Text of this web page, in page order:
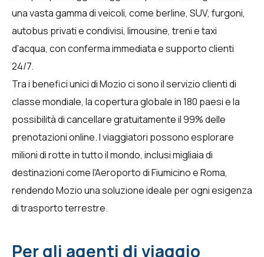
una vasta gamma di veicoli, come berline, SUV, furgoni,
autobus privati e condivisi, limousine, treni e taxi
d'acqua, con conferma immediata e supporto clienti
24/7.
Tra i benefici unici di Mozio ci sono il servizio clienti di
classe mondiale, la copertura globale in 180 paesi e la
possibilità di cancellare gratuitamente il 99% delle
prenotazioni online. I viaggiatori possono esplorare
milioni di rotte in tutto il mondo, inclusi migliaia di
destinazioni come l'Aeroporto di Fiumicino e Roma,
rendendo Mozio una soluzione ideale per ogni esigenza
di trasporto terrestre.
Per gli agenti di viaggio